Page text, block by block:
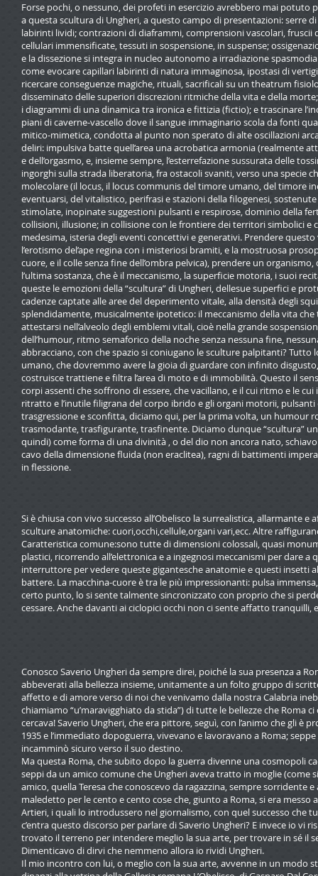
Forse pochi, o nessuno, dei profeti in esercizio avrebbero mai
a questa scultura di Ungheri, a questo campo di presentazioni: serre
labirinti lividi; contrazioni di diaframmi, comprensioni vascolari,
cellulari immensificate, tessuti in sospensione, in suspense;
e la dissezione si integra in nucleo autonomo a irradiazione
come evocare capillari labirinti di natura immaginosa, ipostasi di
ricercare conseguenze magiche, rituali, sacrificali su un theatrum
disseminato delle superiori discrezioni ritmiche della vita e della
i diagrammi di una dinamica tra ironica e fittizia (fictio); e trascinare
piani di caverne-vascello dove il sangue immaginario scola da fonti
mitico-mimetica, condotta al punto non sperato di alte oscillazioni
deliri: impulsiva batte quell’area una acrobatica armonia (realmente
e dell’orgasmo, e, insieme sempre, l’esterrefazione sussurata delle
ingorghi sulla strada liberatoria, fra ostacoli svaniti, verso una specie
molecolare (il locus, il locus communis del timore umano, del timore
eventuarsi, del vitalistico, perifrasi e stazioni della filogenesi,
stimolate, inopinate suggestioni pulsanti e respirose, dominio della
collisioni, illusione; in collisione con le frontiere dei territori simbolici
medesima, isteria degli eventi concettivi e generativi. Prendere questo
l’erotismo del’ape regina con i misteriosi bramiti, e la mostruosa
cuore, e il colle senza fine dell’ombra pelvica), prendere un
l’ultima sostanza, che è il meccanismo, la superficie motoria, i suoi
queste le emozioni della “scultura” di Ungheri, dellesue superfici e
cadenze captate alle aree del deperimento vitale, alla densità degli
splendidamente, musicalmente ipotetico: il meccanismo della vita
attestarsi nell’alveolo degli emblemi vitali, cioè nella grande
dell’humour, ritmo semaforico della noche senza nessuna fine,
abbracciano, con che spazio si coniugano le sculture palpitanti?
umano, che dovremmo avere la gioia di guardare con infinito
costruisce trattiene e filtra l’area di moto e di immobilità. Questo il
corpi assenti che soffrono di essere, che vacillano, e il cui ritmo e le
ritratto e l’inutile filigrana del corpo ibrido e gli organi motorii,
trasgressione e sconfitta, diciamo qui, per la prima volta, un humour
trasmodante, trasfigurante, trasfinente. Diciamo dunque “scultura”
quindi) come forma di una divinità , o del dio non ancora nato,
cavo della dimensione fluida (non eraclitea), ragni di battimenti
in flessione.
Si è chiusa con vivo successo all’Obelisco la surrealistica, allarmante
sculture anatomiche: cuori,occhi,cellule,organi vari,ecc. Altre
Caratteristica comune:sono tutte di dimensioni colossali, quasi
plastici, ricorrendo all’elettronica e a ingegnosi meccanismi per dare
interruttore per vedere queste gigantesche anatomie e questi insetti
battere. La macchina-cuore è tra le più impressionanti: pulsa
certo punto, lo si sente talmente sincronizzato con proprio che si
cessare. Anche davanti ai ciclopici occhi non ci sente affatto
Conosco Saverio Ungheri da sempre direi, poiché la sua presenza a
abbeverati alla bellezza insieme, unitamente a un folto gruppo di
affetto e di amore verso di noi che venivamo dalla nostra Calabria
chiamiamo “u’maravigghiato da stida”) di tutte le bellezze che Roma
cercava! Saverio Ungheri, che era pittore, seguì, con l’animo che gli è
1935 e l’immediato dopoguerra, vivevano e lavoravano a Roma;
incamminò sicuro verso il suo destino.
Ma questa Roma, che subito dopo la guerra divenne una cosmopoli
seppi da un amico comune che Ungheri aveva tratto in moglie (come
amico, quella Teresa che conoscevo da ragazzina, sempre
maledetto per le cento e cento cose che, giunto a Roma, si era
Artieri, i quali lo introdussero nel giornalismo, con quel successo che
c’entra questo discorso per parlare di Saverio Ungheri? E invece io vi
trovato il terreno per intendere meglio la sua arte, per trovare in sé il
Dimenticavo di dirvi che nemmeno allora io rividi Ungheri.
Il mio incontro con lui, o meglio con la sua arte, avvenne in un modo